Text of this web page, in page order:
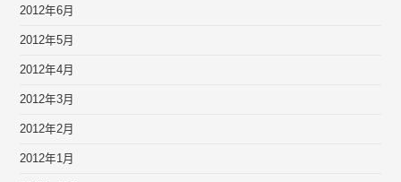
2012年6月
2012年5月
2012年4月
2012年3月
2012年2月
2012年1月